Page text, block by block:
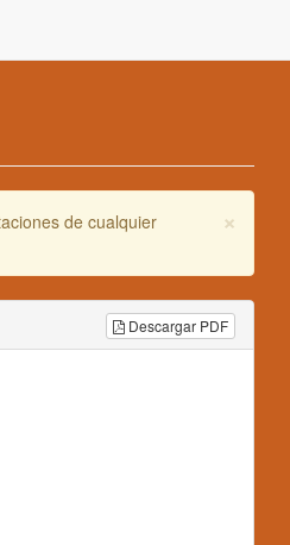
×
de cualquier
Descargar PDF